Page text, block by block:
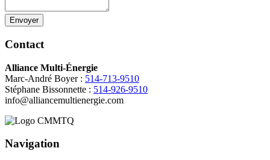
Envoyer
Contact
Alliance Multi-Énergie
Marc-André Boyer : 514-713-9510
Stéphane Bissonnette : 514-926-9510
info@alliancemultienergie.com
Navigation